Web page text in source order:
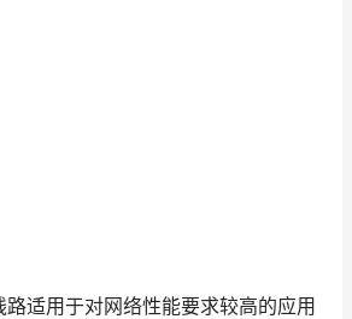
适用于对网络性能要求较高的应用